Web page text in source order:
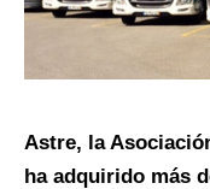
Astre, la
ha adquirido más